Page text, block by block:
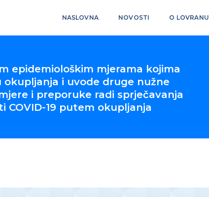
NASLOVNA NOVOSTI O LOVRANU
epidemiološkim mjerama kojima
okupljanja i uvode druge nužne
i preporuke radi sprječavanja
COVID-19 putem okupljanja